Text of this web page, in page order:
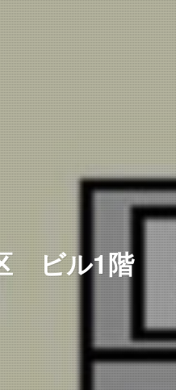
ビル1階